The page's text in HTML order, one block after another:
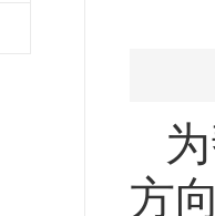
方